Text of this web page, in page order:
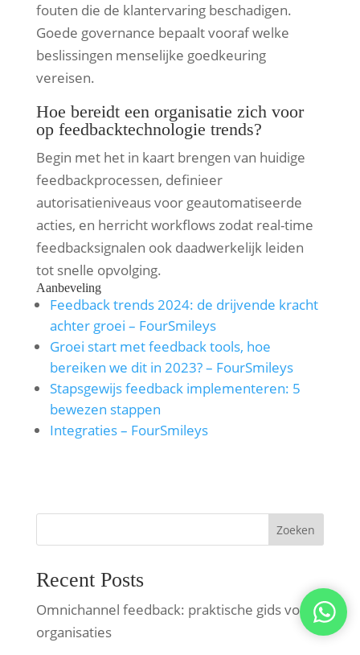
fouten die de klantervaring beschadigen.
Goede governance bepaalt vooraf welke
beslissingen menselijke goedkeuring
vereisen.
Hoe bereidt een organisatie zich voor
op feedbacktechnologie trends?
Begin met het in kaart brengen van huidige
feedbackprocessen, definieer
autorisatieniveaus voor geautomatiseerde
acties, en herricht workflows zodat real-time
feedbacksignalen ook daadwerkelijk leiden
tot snelle opvolging.
Aanbeveling
Feedback trends 2024: de drijvende kracht
achter groei – FourSmileys
Groei start met feedback tools, hoe
bereiken we dit in 2023? – FourSmileys
Stapsgewijs feedback implementeren: 5
bewezen stappen
Integraties – FourSmileys
Zoeken
Recent Posts
Omnichannel feedback: praktische gids voor
organisaties